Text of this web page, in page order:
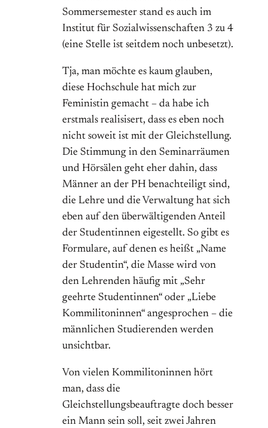
Sommersemester stand es auch im
Institut für Sozialwissenschaften 3 zu 4
(eine Stelle ist seitdem noch unbesetzt).
Tja, man möchte es kaum glauben,
diese Hochschule hat mich zur
Feministin gemacht – da habe ich
erstmals realisisert, dass es eben noch
nicht soweit ist mit der Gleichstellung.
Die Stimmung in den Seminarräumen
und Hörsälen geht eher dahin, dass
Männer an der PH benachteiligt sind,
die Lehre und die Verwaltung hat sich
eben auf den überwältigenden Anteil
der Studentinnen eigestellt. So gibt es
Formulare, auf denen es heißt „Name
der Studentin“, die Masse wird von
den Lehrenden häufig mit „Sehr
geehrte Studentinnen“ oder „Liebe
Kommilitoninnen“ angesprochen – die
männlichen Studierenden werden
unsichtbar.
Von vielen Kommilitoninnen hört
man, dass die
Gleichstellungsbeauftragte doch besser
ein Mann sein soll, seit zwei Jahren